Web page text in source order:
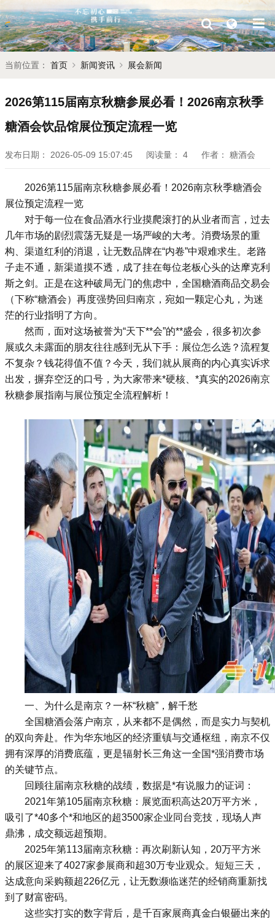
当前位置： 首页 新闻资讯 展会新闻
2026第115届南京秋糖参展必看！2026南京秋季
糖酒会饮品馆展位预定流程一览
发布日期： 2026-05-09 15:07:45 阅读量： 4 作者： 糖酒会
2026第115届南京秋糖参展必看！2026南京秋季糖酒会
展位预定流程一览
对于每一位在食品酒水行业摸爬滚打的从业者而言，过去
几年市场的剧烈震荡无疑是一场严峻的大考。消费场景的重
构、渠道红利的消退，让无数品牌在“内卷”中艰难求生。老路
子走不通，新渠道摸不透，成了挂在每位老板心头的达摩克利
斯之剑。正是在这种破局无门的焦虑中，全国糖酒商品交易会
（下称“糖酒会）再度强势回归南京，宛如一颗定心丸，为迷
茫的行业指明了方向。
然而，面对这场被誉为“天下**会”的**盛会，很多初次参
展或久未露面的朋友往往感到无从下手：展位怎么选？流程复
不复杂？钱花得值不值？今天，我们就从展商的内心真实诉求
出发，摒弃空泛的口号，为大家带来*硬核、*真实的2026南京
秋糖参展指南与展位预定全流程解析！
一、为什么是南京？一杯“秋糖”，解千愁
全国糖酒会落户南京，从来都不是偶然，而是实力与契机
的双向奔赴。作为华东地区的经济重镇与交通枢纽，南京不仅
拥有深厚的消费底蕴，更是辐射长三角这一全国*强消费市场
的关键节点。
回顾往届南京秋糖的战绩，数据是*有说服力的证词：
2021年第105届南京秋糖：展览面积高达20万平方米，
吸引了*40多个*和地区的超3500家企业同台竞技，现场人声
鼎沸，成交额远超预期。
2025年第113届南京秋糖：再次刷新认知，20万平方米
的展区迎来了4027家参展商和超30万专业观众。短短三天，
达成意向采购额超226亿元，让无数濒临迷茫的经销商重新找
到了财富密码。
这些实打实的数字背后，是千百家展商真金白银砸出来的